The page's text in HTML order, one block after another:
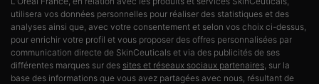
utilisera vos données personnelles pour réaliser des statistiques et des
analyses ainsi que, avec votre consentement et selon vos choix ci-dessus,
pour enrichir votre profil et vous proposer des offres personnalisées par
communication directe de SkinCeuticals et via des publicités de ses
différentes marques sur des sites et réseaux sociaux partenaires, sur la
base des informations que vous avez partagées avec nous, résultant de